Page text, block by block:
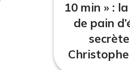
10 min » :
de pain